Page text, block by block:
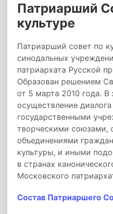
Патриарший
культуре
Патриарший совет по
синодальных
патриархата Русской
Образован решением
от 5 марта 2010 года. В
осуществление
государственными
творческими союзами,
объединениями
культуры, и иными
в странах
Московского
Состав Патриаршего